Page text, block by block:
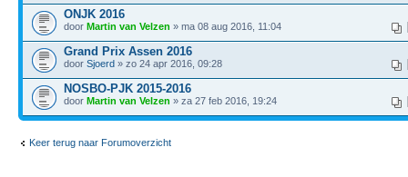
ONJK 2016
door Martin van Velzen » ma 08 aug 2016, 11:04
Grand Prix Assen 2016
door Sjoerd » zo 24 apr 2016, 09:28
NOSBO-PJK 2015-2016
door Martin van Velzen » za 27 feb 2016, 19:24
Keer terug naar Forumoverzicht